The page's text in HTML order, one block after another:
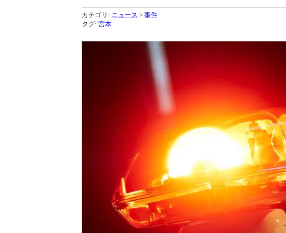
カテゴリ: ニュース > 事件
タグ: 宮本